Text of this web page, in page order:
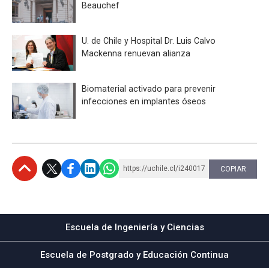
Beauchef
U. de Chile y Hospital Dr. Luis Calvo
Mackenna renuevan alianza
Biomaterial activado para prevenir
infecciones en implantes óseos
https://uchile.cl/i240017 COPIAR
Escuela de Ingeniería y Ciencias
Escuela de Postgrado y Educación Continua